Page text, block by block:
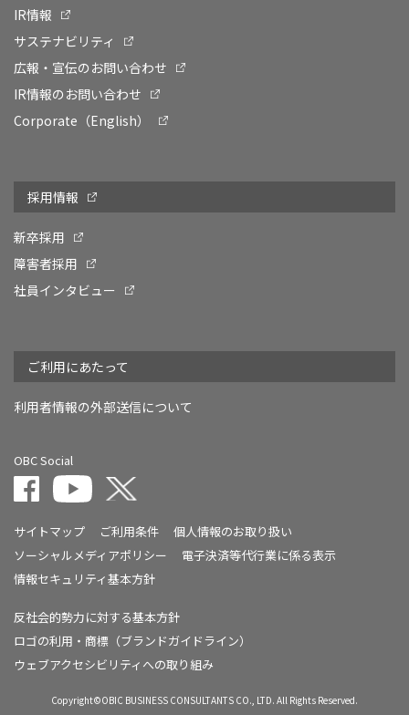
IR情報
サステナビリティ
広報・宣伝のお問い合わせ
IR情報のお問い合わせ
Corporate（English）
採用情報
新卒採用
障害者採用
社員インタビュー
ご利用にあたって
利用者情報の外部送信について
OBC Social
サイトマップ ご利用条件
個人情報のお取り扱い
ソーシャルメディアポリシー
電子決済等代行業に係る表示
情報セキュリティ基本方針
反社会的勢力に対する基本方針
ロゴの利用・商標（ブランドガイドライン）
ウェブアクセシビリティへの取り組み
Copyright©OBIC BUSINESS CONSULTANTS CO., LTD. All Rights Reserved.